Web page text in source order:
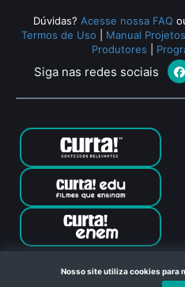
Dúvidas? Acesse nossa FAQ
Termos de Uso
Manual
Produtores
Siga nas redes sociais
Canal Curta © 2024. Todos os
no Rio de
Nosso site utiliza cookies para